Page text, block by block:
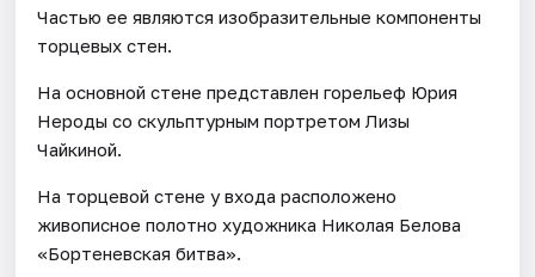
Частью ее являются изобразительные компоненты
торцевых стен.
На основной стене представлен горельеф Юрия
Нероды со скульптурным портретом Лизы
Чайкиной.
На торцевой стене у входа расположено
живописное полотно художника Николая Белова
«Бортеневская битва».